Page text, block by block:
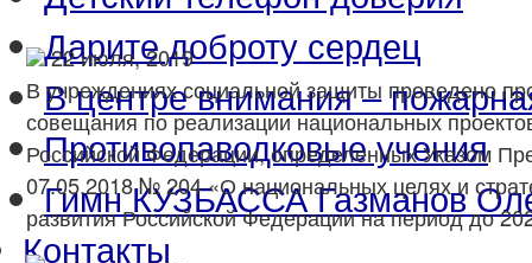
Дарите доброту сердец
В центре внимания –
Противопаводковые учения
Гимн КУЗБАССА Газманов
Контакты
22 июля, 2019
В учреждениях социальной защиты проведено
совещания по реализации национальных
Российской Федерации, определенных Указом
07.05.2018 № 204 «О национальных целях и
развития Российской Федерации на период до